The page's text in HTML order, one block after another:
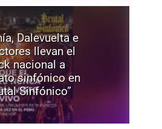
Dalevuelta e
llevan el
nacional a
sinfónico en
Sinfónico”